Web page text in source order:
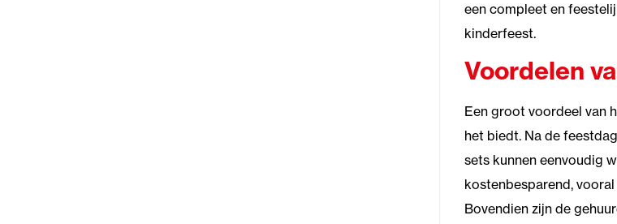
een compleet en
kinderfeest.
Voordelen
Een groot voordeel van
het biedt. Na de
sets kunnen eenvoudig
kostenbesparend,
Bovendien zijn de